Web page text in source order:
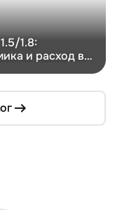
1.8:
и расход в